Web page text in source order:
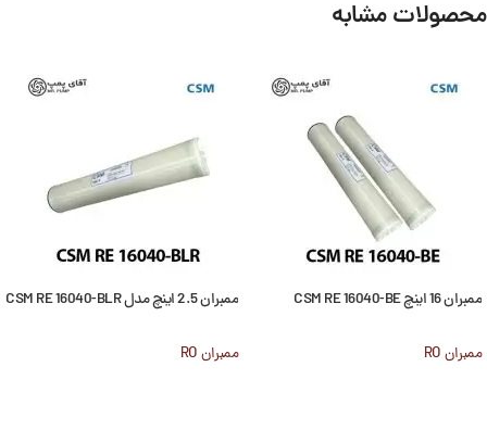
محصولات مشابه
ممبران 16 اینچ CSM RE 16040-BE
ممبران RO
ممبران 2.5 اینچ مدل CSM RE 16040-BLR
ممبران RO